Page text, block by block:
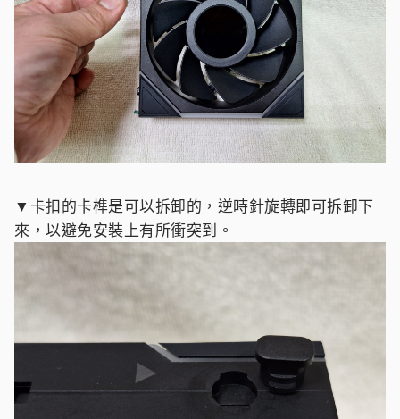
▼卡扣的卡榫是可以拆卸的，逆時針旋轉即可拆卸下
來，以避免安裝上有所衝突到。